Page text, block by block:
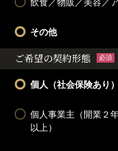
飲食／物販／美容／
その他
ご希望の契約形態 必須
個人（社会保険あり）
個人事業主（開業２
以上）